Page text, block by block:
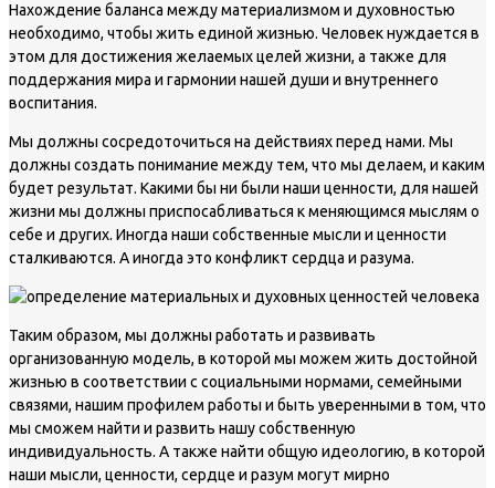
Нахождение баланса между материализмом и духовностью
необходимо, чтобы жить единой жизнью. Человек нуждается в
этом для достижения желаемых целей жизни, а также для
поддержания мира и гармонии нашей души и внутреннего
воспитания.
Мы должны сосредоточиться на действиях перед нами. Мы
должны создать понимание между тем, что мы делаем, и каким
будет результат. Какими бы ни были наши ценности, для нашей
жизни мы должны приспосабливаться к меняющимся мыслям о
себе и других. Иногда наши собственные мысли и ценности
сталкиваются. А иногда это конфликт сердца и разума.
Таким образом, мы должны работать и развивать
организованную модель, в которой мы можем жить достойной
жизнью в соответствии с социальными нормами, семейными
связями, нашим профилем работы и быть уверенными в том, что
мы сможем найти и развить нашу собственную
индивидуальность. А также найти общую идеологию, в которой
наши мысли, ценности, сердце и разум могут мирно